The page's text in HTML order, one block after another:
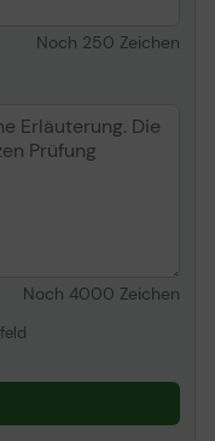
Noch 250 Zeichen
Noch 4000 Zeichen